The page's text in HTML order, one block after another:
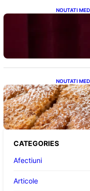
NOUTATI
Leon al
NOUTATI
Prăjitură
Maicii
CATEGORIES
Afectiuni
Articole